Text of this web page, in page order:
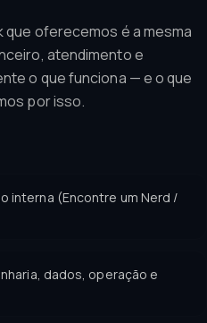
que oferecemos é a mesma
atendimento e
o que funciona — e o que
por isso.
interna (Encontre um Nerd /
dados, operação e